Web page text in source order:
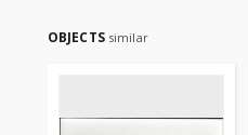
OBJECTS similar